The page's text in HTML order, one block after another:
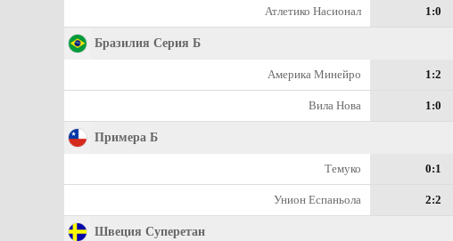
Атлетико Насионал 1:0
Бразилия Серия Б
Америка Минейро 1:2
Вила Нова 1:0
Примера Б
Темуко 0:1
Унион Еспаньола 2:2
Швеция Суперетан